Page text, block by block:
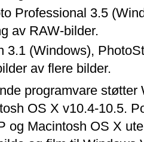
Professional 3.5
av RAW-bilder.
3.1 (Windows),
av flere bilder.
programvare
OS X v10.4-10.5.
og Macintosh OS X